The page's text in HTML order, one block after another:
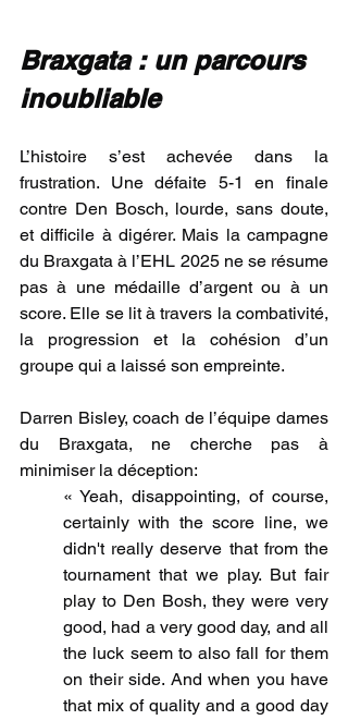
Braxgata : un parcours
inoubliable
L’histoire s’est achevée dans la
frustration. Une défaite 5-1 en finale
contre Den Bosch, lourde, sans doute,
et difficile à digérer. Mais la campagne
du Braxgata à l’EHL 2025 ne se résume
pas à une médaille d’argent ou à un
score. Elle se lit à travers la combativité,
la progression et la cohésion d’un
groupe qui a laissé son empreinte.
Darren Bisley, coach de l’équipe dames
du Braxgata, ne cherche pas à
minimiser la déception:
« Yeah, disappointing, of course,
certainly with the score line, we
didn't really deserve that from the
tournament that we play. But fair
play to Den Bosh, they were very
good, had a very good day, and all
the luck seem to also fall for them
on their side. And when you have
that mix of quality and a good day